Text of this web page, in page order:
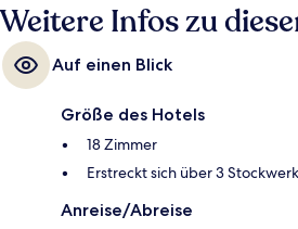
Weitere Infos zu
Auf einen Blick
Größe des Hotels
18 Zimmer
Erstreckt sich über 3
Anreise/Abreise